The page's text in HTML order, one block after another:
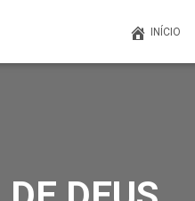
INÍCIO